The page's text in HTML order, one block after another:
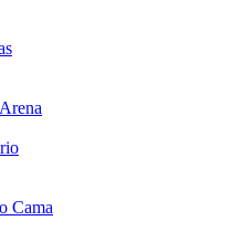
Cama